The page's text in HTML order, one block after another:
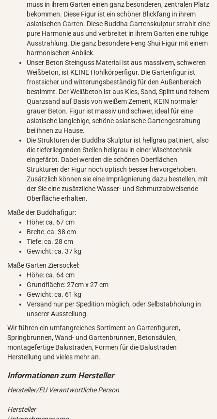
muss in ihrem Garten einen ganz besonderen, zentralen Platz
bekommen. Diese Figur ist ein schöner Blickfang in ihrem
asiatischen Garten. Diese Buddha Gartenskulptur strahlt eine
pure Harmonie aus und verbreitet in ihrem Garten eine ruhige
Ausstrahlung. Die ganz besondere Feng Shui Figur mit einem
harmonischen Anblick.
Unser Beton Steinguss Material ist aus massivem, schweren
Weißbeton, ist KEINE Hohlkörperfigur. Die Gartenfigur ist
frostsicher und witterungsbeständig für den Außenbereich
bestimmt. Der Weißbeton ist aus Kies, Sand, Splitt und feinem
Quarzsand auf Basis von weißem Zement, KEIN normaler
grauer Beton. Figur ist massiv und schwer, ideal für eine
asiatische langlebige, schöne asiatische Gartengestaltung
bei ihnen zu Hause.
Die Strukturen der Buddha Skulptur ist hellgrau patiniert, also
die tieferliegenden Stellen hellgrau in einer Wischtechnik
eingefärbt. Dabei werden die schönen Oberflächen
Strukturen der Figur noch optisch besser hervorgehoben.
Zusätzlich können sie eine Imprägnierung dazu bestellen, mit
der Sie eine zusätzliche Wasser- und Schmutzabweisende
Oberfläche erhalten.
Maße der Buddhafigur:
Höhe: ca. 67 cm
Breite: ca. 38 cm
Tiefe: ca. 28 cm
Gewicht: ca. 37 kg
Maße Garten Ziersockel:
Höhe: ca. 64 cm
Grundfläche: 27cm x 27 cm
Gewicht: ca. 61 kg
Versand nur per Spedition möglich, oder Selbstabholung in
unserer Ausstellung.
Wir führen ein umfangreiches Sortiment an Gartenfiguren,
Springbrunnen, Wand- und Gartenbrunnen, Betonsäulen,
montagefertige Balustraden, Formen für die Balustraden
Herstellung und vieles mehr an.
Hersteller/EU Verantwortliche Person
Hersteller